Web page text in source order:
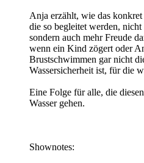
Anja erzählt, wie das
die so begleitet werden,
sondern auch mehr Freude
wenn ein Kind zögert oder
Brustschwimmen gar nicht
Wassersicherheit ist, für die
Eine Folge für alle, die
Wasser gehen.
Shownotes: